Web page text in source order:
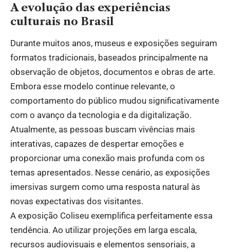
A evolução das experiências
culturais no Brasil
Durante muitos anos, museus e exposições seguiram
formatos tradicionais, baseados principalmente na
observação de objetos, documentos e obras de arte.
Embora esse modelo continue relevante, o
comportamento do público mudou significativamente
com o avanço da tecnologia e da digitalização.
Atualmente, as pessoas buscam vivências mais
interativas, capazes de despertar emoções e
proporcionar uma conexão mais profunda com os
temas apresentados. Nesse cenário, as exposições
imersivas surgem como uma resposta natural às
novas expectativas dos visitantes.
A exposição Coliseu exemplifica perfeitamente essa
tendência. Ao utilizar projeções em larga escala,
recursos audiovisuais e elementos sensoriais, a